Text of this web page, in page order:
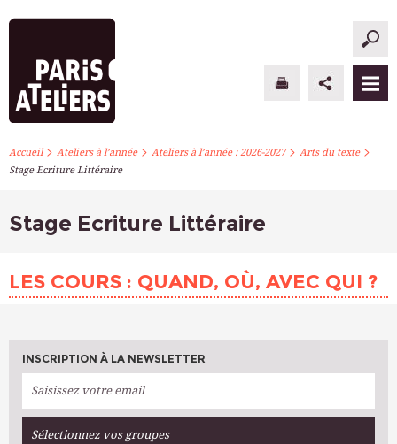
PARIS ATELIERS
ATELIERS À L’ANNÉE
STAGES PONCTUELS
S’INSCRIRE
Accueil> Ateliers à l’année> Ateliers à l’année : 2026-2027> Arts du texte>
Stage Ecriture Littéraire
Stage Ecriture Littéraire
LES COURS : QUAND, OÙ, AVEC QUI ?
INSCRIPTION À LA NEWSLETTER
Sélectionnez vos groupes